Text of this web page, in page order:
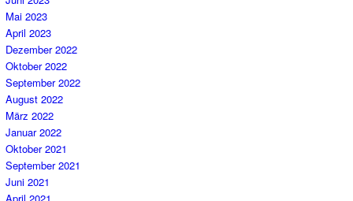
Mai 2023
April 2023
Dezember 2022
Oktober 2022
September 2022
August 2022
März 2022
Januar 2022
Oktober 2021
September 2021
Juni 2021